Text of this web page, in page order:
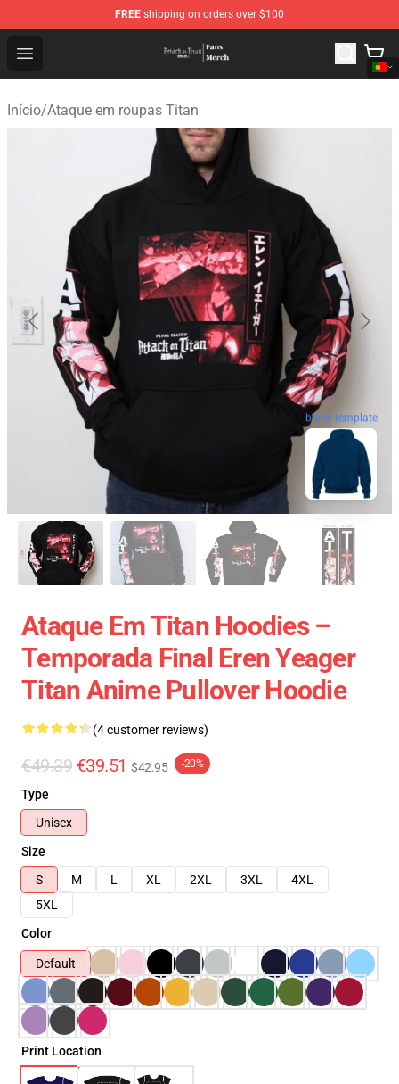
FREE shipping on orders over $100
Open menu
Attack On Titan Store - Official Attack On Titan
Início/Ataque em roupas Titan
blank template
Ataque Em Titan Hoodies –
Temporada Final Eren Yeager
Titan Anime Pullover Hoodie
(4 customer reviews)
€49.39 €39.51 $42.95 -20%
Type
Unisex
Size
S
M L XL 2XL 3XL
4XL
5XL
Color
Default
Print Location